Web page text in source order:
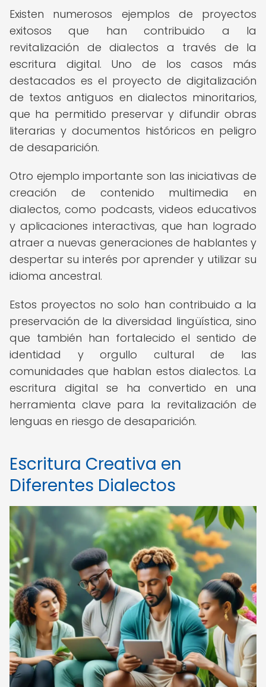
Existen numerosos ejemplos de proyectos
exitosos que han contribuido a la
revitalización de dialectos a través de la
escritura digital. Uno de los casos más
destacados es el proyecto de digitalización
de textos antiguos en dialectos minoritarios,
que ha permitido preservar y difundir obras
literarias y documentos históricos en peligro
de desaparición.
Otro ejemplo importante son las iniciativas de
creación de contenido multimedia en
dialectos, como podcasts, videos educativos
y aplicaciones interactivas, que han logrado
atraer a nuevas generaciones de hablantes y
despertar su interés por aprender y utilizar su
idioma ancestral.
Estos proyectos no solo han contribuido a la
preservación de la diversidad lingüística, sino
que también han fortalecido el sentido de
identidad y orgullo cultural de las
comunidades que hablan estos dialectos. La
escritura digital se ha convertido en una
herramienta clave para la revitalización de
lenguas en riesgo de desaparición.
Escritura Creativa en
Diferentes Dialectos